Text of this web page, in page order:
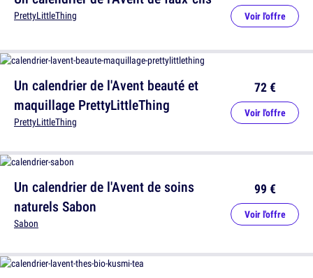
PrettyLittleThing Voir l'offre
Un calendrier de l'Avent de soins
naturels Sabon
Sabon
99 €
Voir l'offre
Un calendrier de l'Avent beauté et
maquillage PrettyLittleThing
PrettyLittleThing
72 €
Voir l'offre